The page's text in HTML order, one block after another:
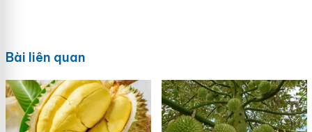
Bài liên quan